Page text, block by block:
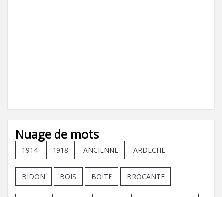
Nuage de mots
1914 1918 ANCIENNE ARDECHE
BIDON BOIS BOITE BROCANTE